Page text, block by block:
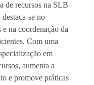
de recursos na SLB
se no
na coordenação da
Com uma
em
aumenta a
e promove práticas